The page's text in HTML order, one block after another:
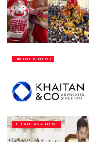
BUSINESS NEWS
TELANGANA NEWS